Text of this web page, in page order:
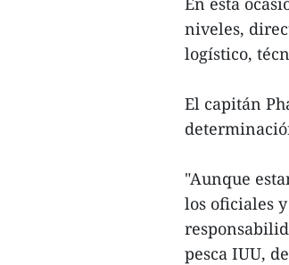
niveles,
logístico,
El capitán
"Aunque
los oficiales
pesca IUU,